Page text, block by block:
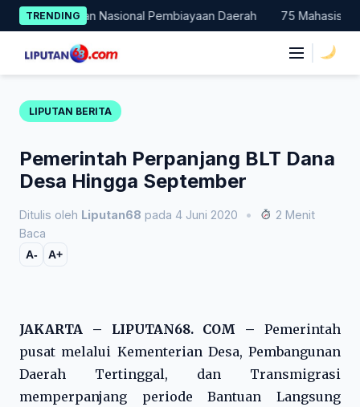
Skip
to
content
TRENDINGNasional Pembiayaan Daerah 75 Mahasiswa
LIPUTAN BERITA
Pemerintah Perpanjang BLT Dana
Desa Hingga September
Ditulis oleh Liputan68 pada 4 Juni 2020 •
2 Menit
Baca
A- A+
JAKARTA – LIPUTAN68. COM – Pemerintah
pusat melalui Kementerian Desa, Pembangunan
Daerah Tertinggal, dan Transmigrasi
memperpanjang periode Bantuan Langsung